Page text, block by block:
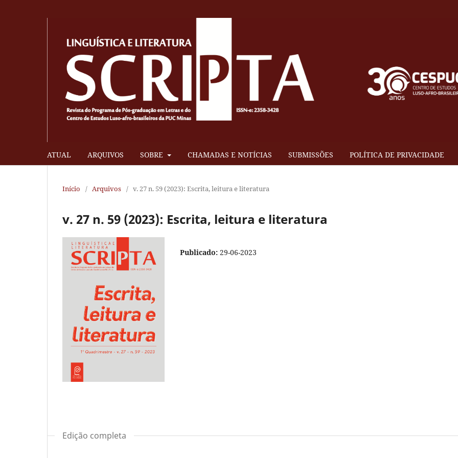
ATUAL ARQUIVOS SOBRE CHAMADAS E NOTÍCIAS SUBMISSÕES POLÍTICA DE PRIVACIDADE
Início / Arquivos / v. 27 n. 59 (2023): Escrita, leitura e literatura
v. 27 n. 59 (2023): Escrita, leitura e literatura
Publicado: 29-06-2023
Edição completa